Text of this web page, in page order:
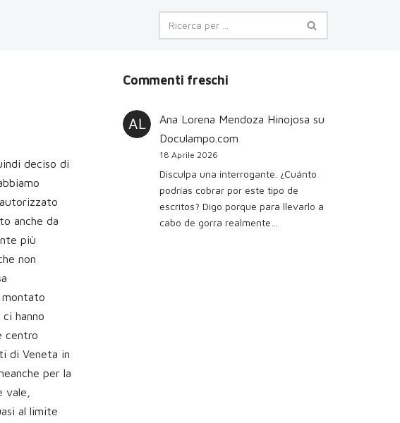
deciso di
anche da
più
non
montato
hanno
centro
di Veneta in
per la
al limite
Commenti freschi
Ana Lorena Mendoza Hinojosa su
Doculampo.com
18 Aprile 2026
Disculpa una interrogante. ¿Cuánto
podrías cobrar por este tipo de
escritos? Digo porque para llevarlo a
cabo de gorra realmente…